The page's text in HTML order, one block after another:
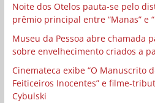
Noite dos Otelos pauta-se pelo
prêmio principal entre “Manas” e
Museu da Pessoa abre chamada
sobre envelhecimento criados a
Cinemateca exibe “O Manuscrito
Feiticeiros Inocentes” e filme-
Cybulski